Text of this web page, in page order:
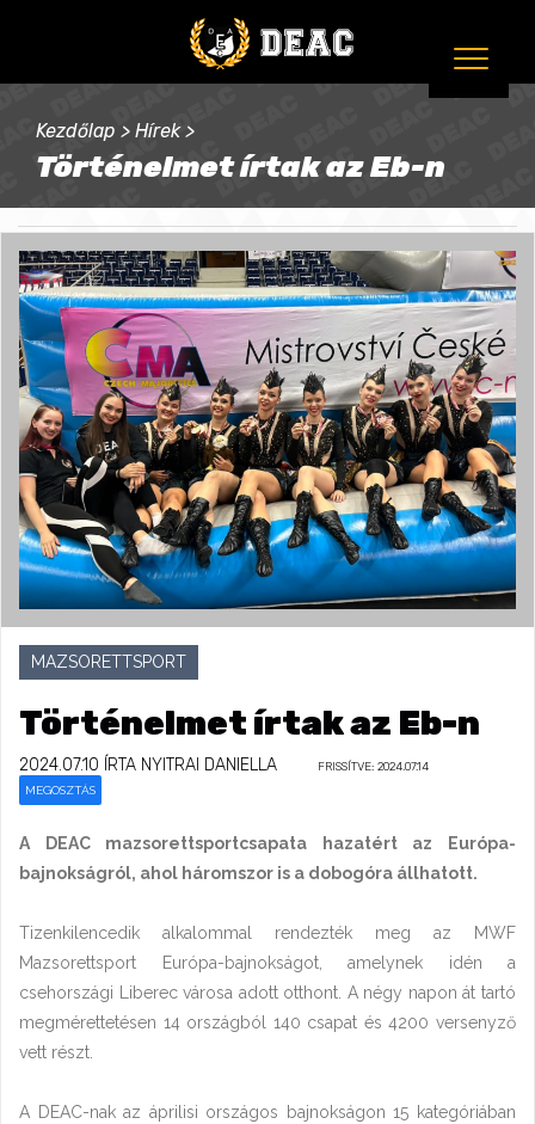
Kezdőlap > Hírek >
Történelmet írtak az Eb-n
MAZSORETTSPORT
Történelmet írtak az Eb-n
2024.07.10 ÍRTA NYITRAI DANIELLA FRISSÍTVE: 2024.07.14
MEGOSZTÁS
A DEAC mazsorettsportcsapata hazatért az Európa-
bajnokságról, ahol háromszor is a dobogóra állhatott.
Tizenkilencedik alkalommal rendezték meg az MWF
Mazsorettsport Európa-bajnokságot, amelynek idén a
csehországi Liberec városa adott otthont. A négy napon át tartó
megmérettetésen 14 országból 140 csapat és 4200 versenyző
vett részt.
A DEAC-nak az áprilisi országos bajnokságon 15 kategóriában